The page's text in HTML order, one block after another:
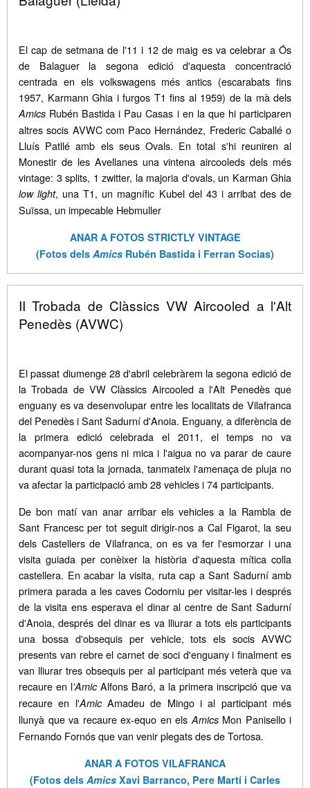
El cap de setmana de l'11 i 12 de maig es va celebrar a Ós
de Balaguer la segona edició d'aquesta concentració
centrada en els volkswagens més antics (escarabats fins
1957, Karmann Ghia i furgos T1 fins al 1959) de la mà dels
Amics Rubén Bastida i Pau Casas i en la que hi participaren
altres socis AVWC com Paco Hernández, Frederic Caballé o
Lluís Patllé amb els seus Ovals. En total s'hi reuniren al
Monestir de les Avellanes una vintena aircooleds dels més
vintage: 3 splits, 1 zwitter, la majoria d'ovals, un Karman Ghia
low light, una T1, un magnífic Kubel del 43 i arribat des de
Suïssa, un impecable Hebmuller
ANAR A FOTOS STRICTLY VINTAGE
(Fotos dels Amics Rubén Bastida i Ferran Socias)
II Trobada de Clàssics VW Aircooled a l'Alt
Penedès (AVWC)
El passat diumenge 28 d'abril celebràrem la segona edició de
la Trobada de VW Clàssics Aircooled a l'Alt Penedès que
enguany es va desenvolupar entre les localitats de Vilafranca
del Penedès i Sant Sadurní d'Anoia. Enguany, a diferència de
la primera edició celebrada el 2011, el temps no va
acompanyar-nos gens ni mica i l'aigua no va parar de caure
durant quasi tota la jornada, tanmateix l'amenaça de pluja no
va afectar la participació amb 28 vehicles i 74 participants.
De bon matí van anar arribar els vehicles a la Rambla de
Sant Francesc per tot seguit dirigir-nos a Cal Figarot, la seu
dels Castellers de Vilafranca, on es va fer l'esmorzar i una
visita guiada per conèixer la història d'aquesta mítica colla
castellera. En acabar la visita, ruta cap a Sant Sadurní amb
primera parada a les caves Codorniu per visitar-les i després
de la visita ens esperava el dinar al centre de Sant Sadurní
d'Anoia, després del dinar es va lliurar a tots els participants
una bossa d'obsequis per vehicle, tots els socis AVWC
presents van rebre el carnet de soci d'enguany i finalment es
van lliurar tres obsequis per al participant més veterà que va
recaure en l'Amic Alfons Baró, a la primera inscripció que va
recaure en l'AmicAmadeu de Mingo i al participant més
llunyà que va recaure ex-equo en elsAmicsMon Panisello i
Fernando Fornós que van venir plegats des de Tortosa.
ANAR A FOTOS VILAFRANCA
(Fotos dels Amics Xavi Barranco, Pere Martí i Carles